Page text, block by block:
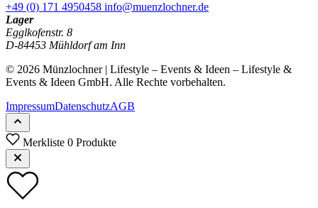
+49 (0) 171 4950458 info@muenzlochner.de
Lager
Egglkofenstr. 8
D-84453 Mühldorf am Inn
© 2026 Münzlochner | Lifestyle – Events & Ideen – Lifestyle &
Events & Ideen GmbH. Alle Rechte vorbehalten.
ImpressumDatenschutzAGB
Merkliste 0 Produkte